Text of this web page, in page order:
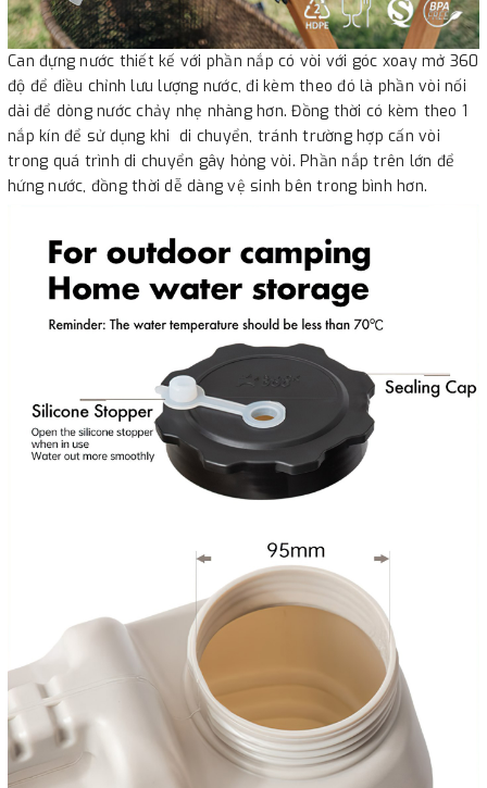
Can đựng nước thiết kế với phần nắp có vòi với góc xoay mở 360
độ để điều chỉnh lưu lượng nước, đi kèm theo đó là phần vòi nối
dài để dòng nước chảy nhẹ nhàng hơn. Đồng thời có kèm theo 1
nắp kín để sử dụng khi di chuyển, tránh trường hợp cấn vòi
trong quá trình di chuyển gây hỏng vòi. Phần nắp trên lớn để
hứng nước, đồng thời dễ dàng vệ sinh bên trong bình hơn.